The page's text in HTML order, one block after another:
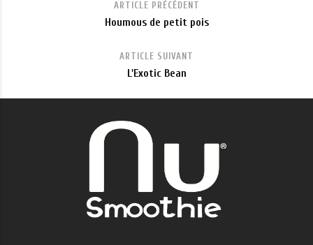
ARTICLE PRÉCÉDENT
Houmous de petit pois
ARTICLE SUIVANT
L'Exotic Bean